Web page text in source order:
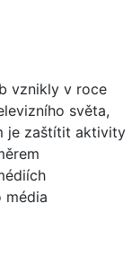
vznikly v roce
světa,
je zaštítit aktivity
média